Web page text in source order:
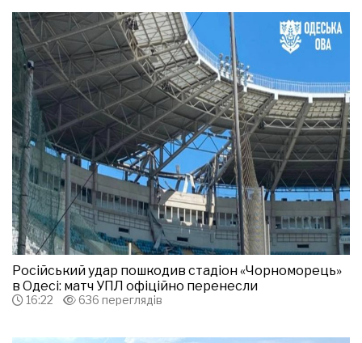
Російський удар пошкодив стадіон «Чорноморець»
в Одесі: матч УПЛ офіційно перенесли
16:22 636 переглядів